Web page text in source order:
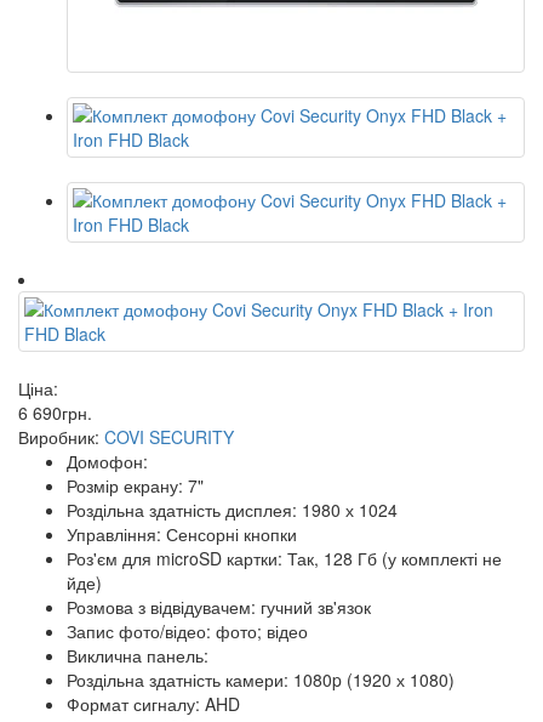
Ціна:
6 690грн.
Виробник: COVI SECURITY
Домофон:
Розмір екрану: 7"
Роздільна здатність дисплея: 1980 х 1024
Управління: Сенсорні кнопки
Роз'єм для microSD картки: Так, 128 Гб (у комплекті не
йде)
Розмова з відвідувачем: гучний зв'язок
Запис фото/відео: фото; відео
Виклична панель:
Роздільна здатність камери: 1080p (1920 х 1080)
Формат сигналу: AHD